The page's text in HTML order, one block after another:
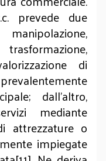
prevede due
di
dall’altro,
mediante
attrezzature o
impiegate